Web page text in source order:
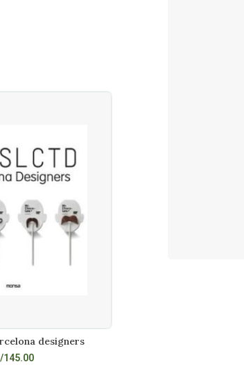
AL CARRITOdesigners
145.00